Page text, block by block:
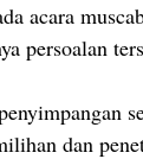
acara
persoalan
dan